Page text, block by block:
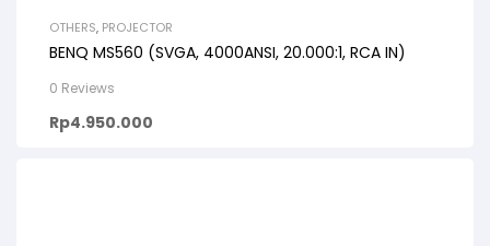
OTHERS, PROJECTOR
BENQ MS560 (SVGA, 4000ANSI, 20.000:1, RCA IN)
0 Reviews
Rp4.950.000